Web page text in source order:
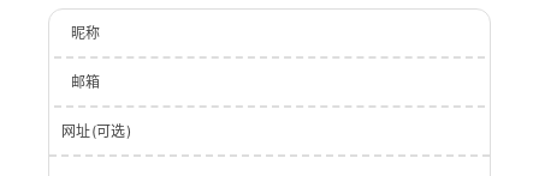
昵称
邮箱
网址(可选)